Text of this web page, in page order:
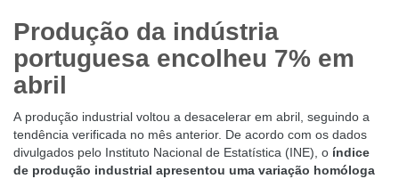
Produção da indústria
portuguesa encolheu 7% em
abril
A produção industrial voltou a desacelerar em abril, seguindo a
tendência verificada no mês anterior. De acordo com os dados
divulgados pelo Instituto Nacional de Estatística (INE), o índice
de produção industrial apresentou uma variação homóloga